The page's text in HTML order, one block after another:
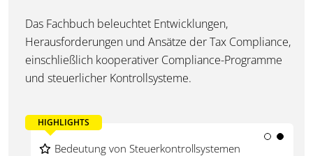
Das Fachbuch beleuchtet Entwicklungen,
Herausforderungen und Ansätze der Tax Compliance,
einschließlich kooperativer Compliance-Programme
und steuerlicher Kontrollsysteme.
HIGHLIGHTS
Entwicklungen der Tax Compliance
Bedeutung von Steuerkontrollsystemen